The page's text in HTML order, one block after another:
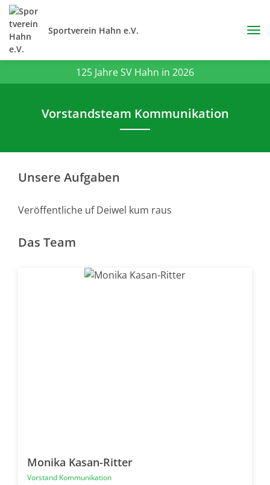
Sportverein Hahn e.V.
125 Jahre SV Hahn in 2026
Vorstandsteam Kommunikation
Unsere Aufgaben
Veröffentliche uf Deiwel kum raus
Das Team
Monika Kasan-Ritter
Vorstand Kommunikation